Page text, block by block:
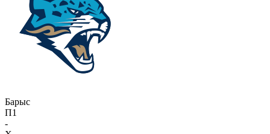
Барыс
П1
-